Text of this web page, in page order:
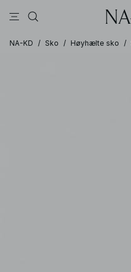
NA-KD / Sko / Høyhælte sko /